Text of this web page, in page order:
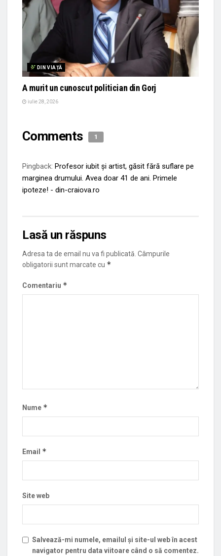
DIN VIAȚĂ
A murit un cunoscut politician din Gorj
iulie 28, 2026
Comments 1
Pingback: Profesor iubit și artist, găsit fără suflare pe
marginea drumului. Avea doar 41 de ani. Primele
ipoteze! - din-craiova.ro
Lasă un răspuns
Adresa ta de email nu va fi publicată. Câmpurile
obligatorii sunt marcate cu *
Comentariu *
Nume *
Email *
Site web
Salvează-mi numele, emailul și site-ul web în acest
navigator pentru data viitoare când o să comentez.